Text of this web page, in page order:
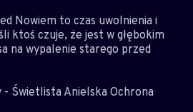
Nowiem to czas uwolnienia i
ktoś czuje, że jest w głębokim
na wypalenie starego przed
- Świetlista Anielska Ochrona